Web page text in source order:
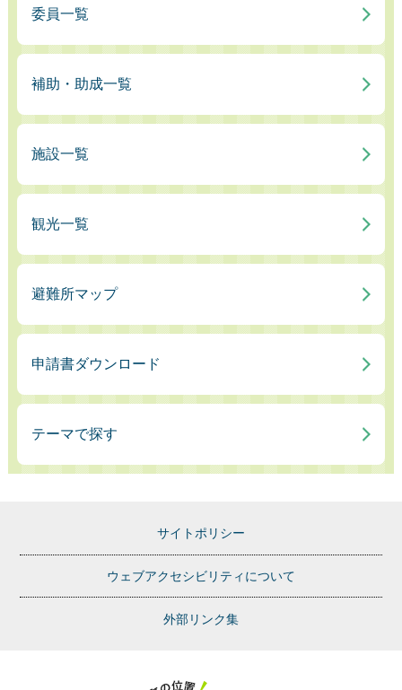
委員一覧
補助・助成一覧
施設一覧
観光一覧
避難所マップ
申請書ダウンロード
テーマで探す
サイトポリシー
ウェブアクセシビリティについて
外部リンク集